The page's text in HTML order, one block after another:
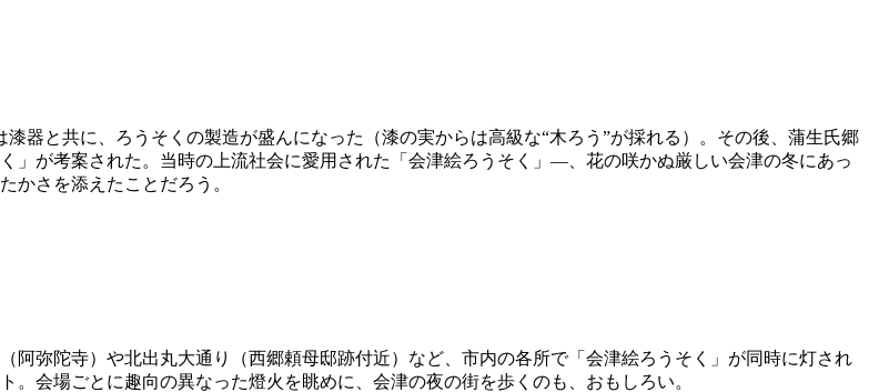
器と共に、ろうそくの製造が盛んになった（漆の実からは高級な“木ろう”が採れる）。その後、蒲生氏郷
」が考案された。当時の上流社会に愛用された「会津絵ろうそく」―、花の咲かぬ厳しい会津の冬にあっ
かさを添えたことだろう。
阿弥陀寺）や北出丸大通り（西郷頼母邸跡付近）など、市内の各所で「会津絵ろうそく」が同時に灯され
会場ごとに趣向の異なった燈火を眺めに、会津の夜の街を歩くのも、おもしろい。